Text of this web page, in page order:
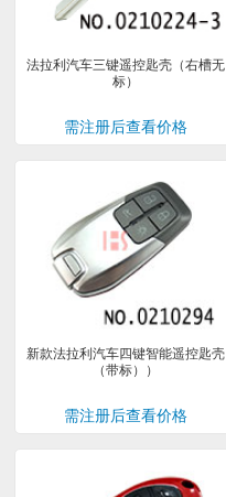
法拉利汽车三键遥控匙壳（右槽无
标）
需注册后查看价格
新款法拉利汽车四键智能遥控匙壳
（带标））
需注册后查看价格